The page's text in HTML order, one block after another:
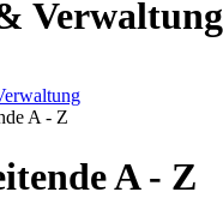
Verwaltung
A - Z
A - Z